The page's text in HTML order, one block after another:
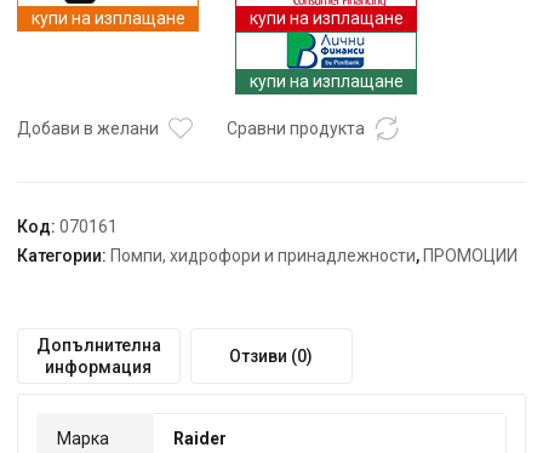
вода
750W
9m
RD-
купи на изплащане купи на изплащане
купи на изплащане
Добави в желани Сравни продукта
Код: 070161
Категории: Помпи, хидрофори и принадлежности, ПРОМОЦИИ
Допълнителна
информация
Отзиви (0)
Марка Raider